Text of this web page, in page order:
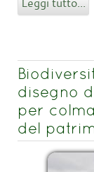
disegno
per
del